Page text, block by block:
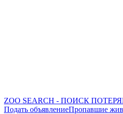
ZOO SEARCH - ПОИСК
Подать объявлениеПропавшие